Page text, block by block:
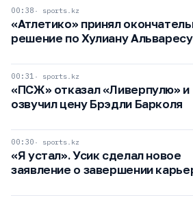
00:38 sports.kz
«Атлетико» принял
решение по Хулиану Альваресу
00:31 sports.kz
«ПСЖ» отказал «Ливерпулю» и
озвучил цену Брэдли Барколя
00:30 sports.kz
«Я устал». Усик сделал новое
заявление о завершении